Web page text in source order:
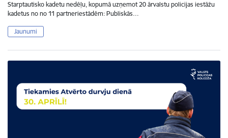
Starptautisko kadetu nedēļu, kopumā uzņemot 20 ārvalstu policijas iestāžu
kadetus no no 11 partneriestādēm: Publiskās…
Jaunumi